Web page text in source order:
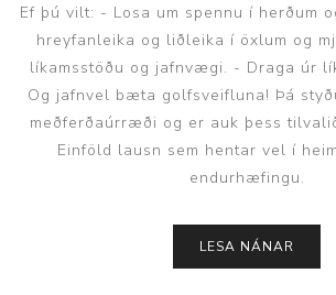
Ef þú vilt: - Losa um spennu í herðum
hreyfanleika og liðleika í öxlum og
líkamsstöðu og jafnvægi. - Draga úr
Og jafnvel bæta golfsveifluna! Þá
meðferðaúrræði og er auk þess
Einföld lausn sem hentar vel í
endurhæfingu.
LESA NÁNAR